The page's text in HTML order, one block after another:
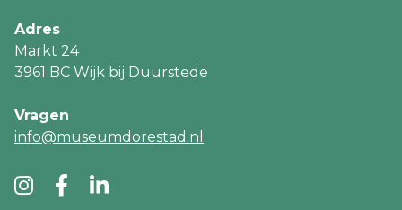
Adres
Markt 24
3961 BC Wijk bij Duurstede
Vragen
info@museumdorestad.nl
Ga
Ga Ga